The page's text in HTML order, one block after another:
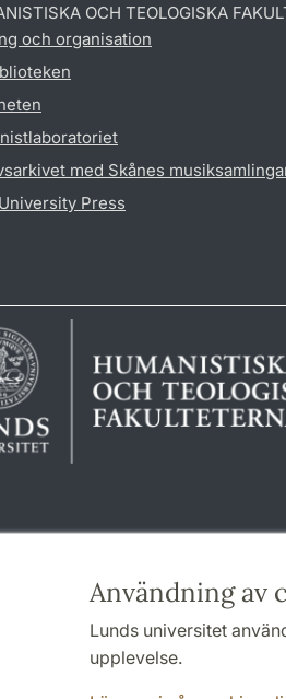
Användning av
Lunds universitet
upplevelse.
OCH TEOLOGISKA
och organisation
med Skånes
Press